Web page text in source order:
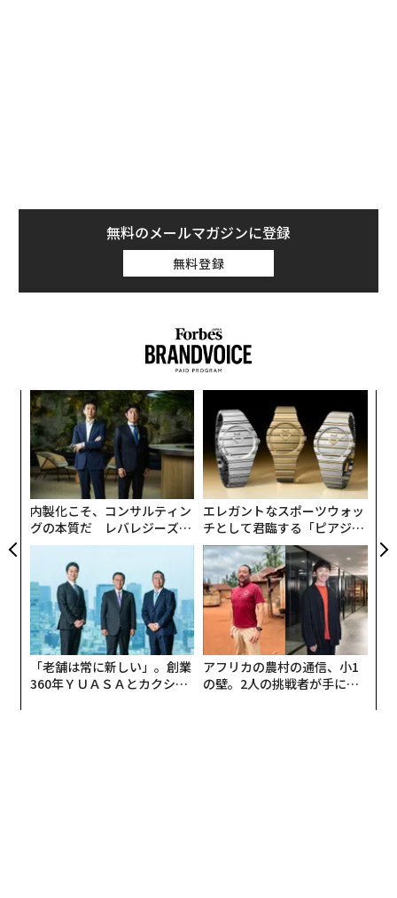
編集＝上田裕資
無料のメールマガジンに登録
無料登録
内製化こそ、コンサルティン
グの本質だ レバレジーズが
実践する、次世代ファームの
エレガントなスポーツウォッ
チとして君臨する「ピアジ
ェ」ポロの魅力
「老舗は常に新しい」。創業
360年ＹＵＡＳＡとカクシン
アフリカの農村の通信、小1
の壁。2人の挑戦者が手にし